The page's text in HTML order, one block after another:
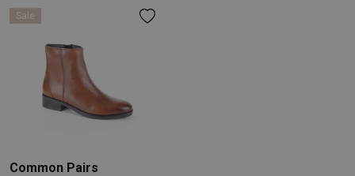
Sale
Common Pairs